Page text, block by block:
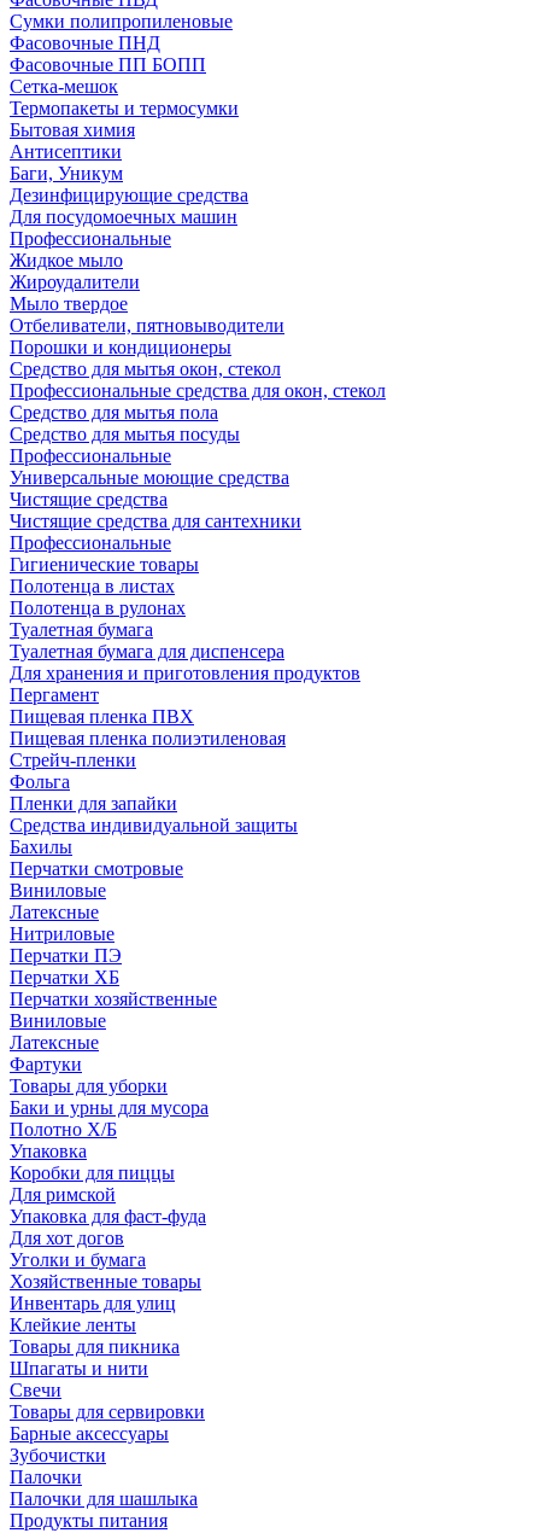
Сумки полипропиленовые
Фасовочные ПНД
Фасовочные ПП БОПП
Сетка-мешок
Термопакеты и термосумки
Бытовая химия
Антисептики
Баги, Уникум
Дезинфицирующие средства
Для посудомоечных машин
Профессиональные
Жидкое мыло
Жироудалители
Мыло твердое
Отбеливатели, пятновыводители
Порошки и кондиционеры
Средство для мытья окон, стекол
Профессиональные средства для окон, стекол
Средство для мытья пола
Средство для мытья посуды
Профессиональные
Универсальные моющие средства
Чистящие средства
Чистящие средства для сантехники
Профессиональные
Гигиенические товары
Полотенца в листах
Полотенца в рулонах
Туалетная бумага
Туалетная бумага для диспенсера
Для хранения и приготовления продуктов
Пергамент
Пищевая пленка ПВХ
Пищевая пленка полиэтиленовая
Стрейч-пленки
Фольга
Пленки для запайки
Средства индивидуальной защиты
Бахилы
Перчатки смотровые
Виниловые
Латексные
Нитриловые
Перчатки ПЭ
Перчатки ХБ
Перчатки хозяйственные
Виниловые
Латексные
Фартуки
Товары для уборки
Баки и урны для мусора
Полотно Х/Б
Упаковка
Коробки для пиццы
Для римской
Упаковка для фаст-фуда
Для хот догов
Уголки и бумага
Хозяйственные товары
Инвентарь для улиц
Клейкие ленты
Товары для пикника
Шпагаты и нити
Свечи
Товары для сервировки
Барные аксессуары
Зубочистки
Палочки
Палочки для шашлыка
Продукты питания